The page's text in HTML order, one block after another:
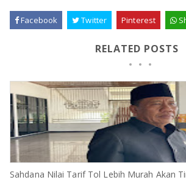
Facebook Twitter Pinterest
RELATED POSTS
Sahdana Nilai Tarif Tol Lebih Murah Akan